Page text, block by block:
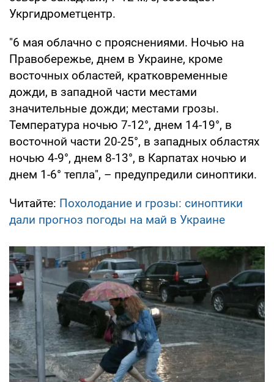
Укргидрометцентр.
"6 мая облачно с прояснениями. Ночью на
Правобережье, днем в Украине, кроме
восточных областей, кратковременные
дожди, в западной части местами
значительные дожди; местами грозы.
Температура ночью 7-12°, днем 14-19°, в
восточной части 20-25°, в западных областях
ночью 4-9°, днем 8-13°, в Карпатах ночью и
днем 1-6° тепла", – предупредили синоптики.
Читайте: Похолодание и грозы: синоптики
дали прогноз погоды на май в Украине